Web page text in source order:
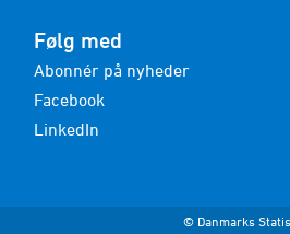
Følg med
Abonnér på nyheder
Facebook
LinkedIn
© Danmarks